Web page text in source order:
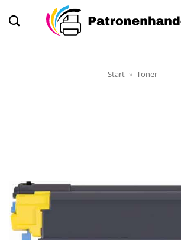
Inhalt
Start » Toner